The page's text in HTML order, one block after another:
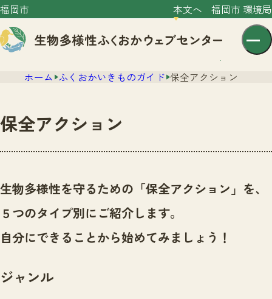
福岡市 本文へ 福岡市 環境局
センター紹介
センター紹介TOP
サイトポリシー
ニュース
ニュースTOP
市の取組み
いきものガイド
注目のいきもの
ホーム ふくおかいきものガイド 保全アクション
保全アクション
生物多様性を守るための「保全アクション」を、
５つのタイプ別にご紹介します。
自分にできることから始めてみましょう！
ジャンル